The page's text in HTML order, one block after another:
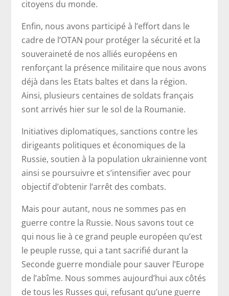
citoyens du monde.
Enfin, nous avons participé à l’effort dans le
cadre de l’OTAN pour protéger la sécurité et la
souveraineté de nos alliés européens en
renforçant la présence militaire que nous avons
déjà dans les Etats baltes et dans la région.
Ainsi, plusieurs centaines de soldats français
sont arrivés hier sur le sol de la Roumanie.
Initiatives diplomatiques, sanctions contre les
dirigeants politiques et économiques de la
Russie, soutien à la population ukrainienne vont
ainsi se poursuivre et s’intensifier avec pour
objectif d’obtenir l’arrêt des combats.
Mais pour autant, nous ne sommes pas en
guerre contre la Russie. Nous savons tout ce
qui nous lie à ce grand peuple européen qu’est
le peuple russe, qui a tant sacrifié durant la
Seconde guerre mondiale pour sauver l’Europe
de l’abîme. Nous sommes aujourd’hui aux côtés
de tous les Russes qui, refusant qu’une guerre